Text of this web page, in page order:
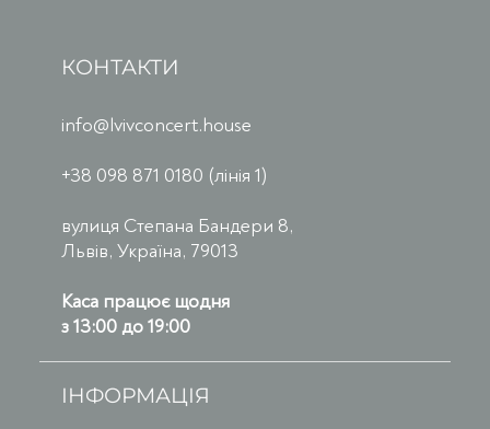
КОНТАКТИ
info@lvivconcert.house
+38 098 871 0180 (лінія 1)
вулиця Степана Бандери 8,
Львів, Україна, 79013
Каса працює щодня
з 13:00 до 19:00
ІНФОРМАЦІЯ